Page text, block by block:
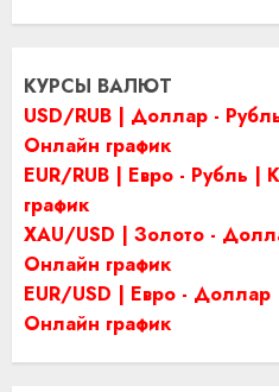
КУРСЫ ВАЛЮТ
USD/RUB | Доллар -
Онлайн график
EUR/RUB | Евро - Рубль |
график
XAU/USD | Золото -
Онлайн график
EUR/USD | Евро - Доллар
Онлайн график